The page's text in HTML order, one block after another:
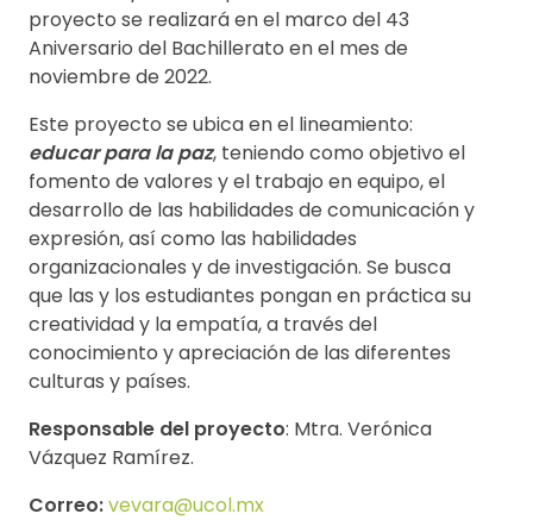
proyecto se realizará en el marco del 43
Aniversario del Bachillerato en el mes de
noviembre de 2022.
Este proyecto se ubica en el lineamiento:
educar para la paz, teniendo como objetivo el
fomento de valores y el trabajo en equipo, el
desarrollo de las habilidades de comunicación y
expresión, así como las habilidades
organizacionales y de investigación. Se busca
que las y los estudiantes pongan en práctica su
creatividad y la empatía, a través del
conocimiento y apreciación de las diferentes
culturas y países.
Responsable del proyecto: Mtra. Verónica
Vázquez Ramírez.
Correo:vevara@ucol.mx